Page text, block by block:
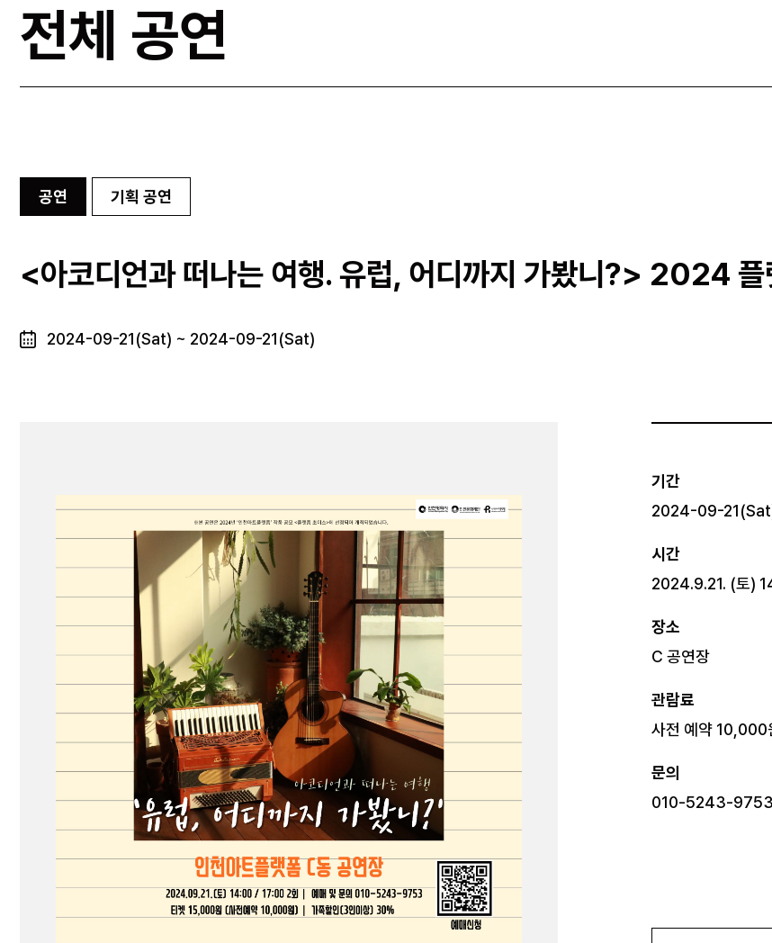
전체 공연
공연 기획 공연
<아코디언과 떠나는 여행. 유럽, 어디까지 가봤니?> 2024 플
2024-09-21(Sat) ~ 2024-09-21(Sat)
기간
2024-09-
시간
2024.9.21. (토)
장소
C 공연장
관람료
사전 예약
문의
010-5243-9753